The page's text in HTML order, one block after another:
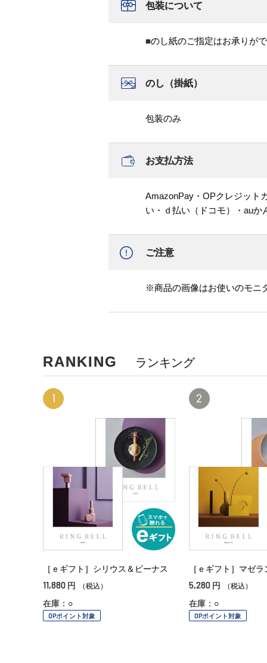
包装について
■のし紙のご指定はお承りが
のし（掛紙）
包装のみ
お支払方法
AmazonPay・OPクレジット
い・ｄ払い（ドコモ）・au
ご注意
※商品の画像はお使いのモニ
RANKING ランキング
1
［ｅギフト］シリウス＆ビーナス
11,880 円 （税込）
在庫：○
OPポイント対象
2
［ｅギフト］マゼ
5,280 円 （税込）
在庫：○
OPポイント対象